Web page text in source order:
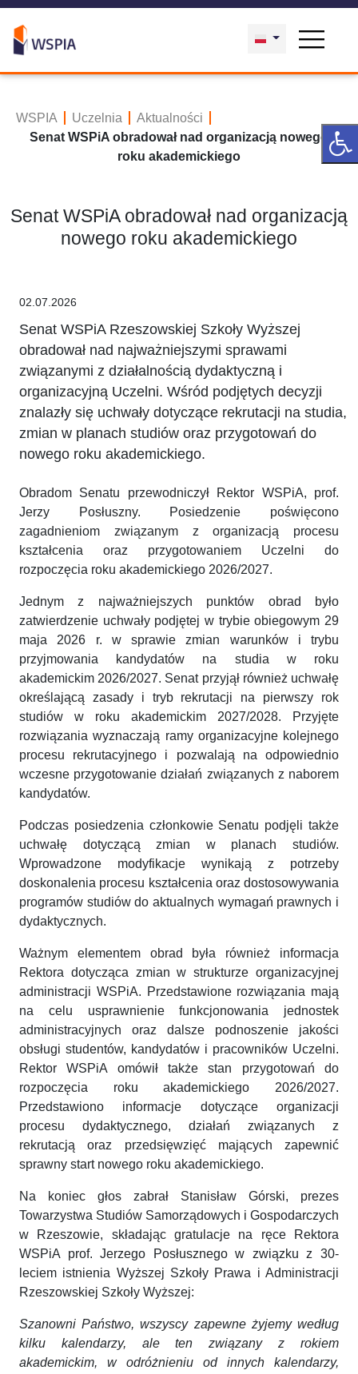
WSPIA Uczelnia
Aktualności
Senat WSPiA obradował nad organizacją nowego
roku akademickiego
Senat WSPiA obradował nad organizacją
nowego roku akademickiego
02.07.2026
Senat WSPiA Rzeszowskiej Szkoły Wyższej
obradował nad najważniejszymi sprawami
związanymi z działalnością dydaktyczną i
organizacyjną Uczelni. Wśród podjętych decyzji
znalazły się uchwały dotyczące rekrutacji na studia,
zmian w planach studiów oraz przygotowań do
nowego roku akademickiego.
Obradom Senatu przewodniczył Rektor WSPiA, prof.
Jerzy Posłuszny. Posiedzenie poświęcono
zagadnieniom związanym z organizacją procesu
kształcenia oraz przygotowaniem Uczelni do
rozpoczęcia roku akademickiego 2026/2027.
Jednym z najważniejszych punktów obrad było
zatwierdzenie uchwały podjętej w trybie obiegowym 29
maja 2026 r. w sprawie zmian warunków i trybu
przyjmowania kandydatów na studia w roku
akademickim 2026/2027. Senat przyjął również uchwałę
określającą zasady i tryb rekrutacji na pierwszy rok
studiów w roku akademickim 2027/2028. Przyjęte
rozwiązania wyznaczają ramy organizacyjne kolejnego
procesu rekrutacyjnego i pozwalają na odpowiednio
wczesne przygotowanie działań związanych z naborem
kandydatów.
Podczas posiedzenia członkowie Senatu podjęli także
uchwałę dotyczącą zmian w planach studiów.
Wprowadzone modyfikacje wynikają z potrzeby
doskonalenia procesu kształcenia oraz dostosowywania
programów studiów do aktualnych wymagań prawnych i
dydaktycznych.
Ważnym elementem obrad była również informacja
Rektora dotycząca zmian w strukturze organizacyjnej
administracji WSPiA. Przedstawione rozwiązania mają
na celu usprawnienie funkcjonowania jednostek
administracyjnych oraz dalsze podnoszenie jakości
obsługi studentów, kandydatów i pracowników Uczelni.
Rektor WSPiA omówił także stan przygotowań do
rozpoczęcia roku akademickiego 2026/2027.
Przedstawiono informacje dotyczące organizacji
procesu dydaktycznego, działań związanych z
rekrutacją oraz przedsięwzięć mających zapewnić
sprawny start nowego roku akademickiego.
Na koniec głos zabrał Stanisław Górski, prezes
Towarzystwa Studiów Samorządowych i Gospodarczych
w Rzeszowie, składając gratulacje na ręce Rektora
WSPiA prof. Jerzego Posłusznego w związku z 30-
leciem istnienia Wyższej Szkoły Prawa i Administracji
Rzeszowskiej Szkoły Wyższej:
Szanowni Państwo, wszyscy zapewne żyjemy według
kilku kalendarzy, ale ten związany z rokiem
akademickim, w odróżnieniu od innych kalendarzy,